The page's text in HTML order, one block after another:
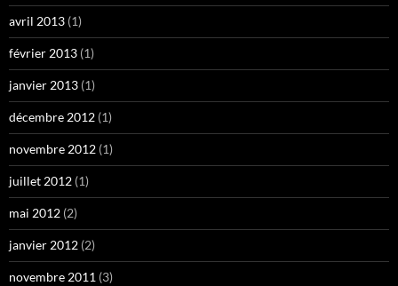
avril 2013 (1)
février 2013 (1)
janvier 2013 (1)
décembre 2012 (1)
novembre 2012 (1)
juillet 2012 (1)
mai 2012 (2)
janvier 2012 (2)
novembre 2011 (3)